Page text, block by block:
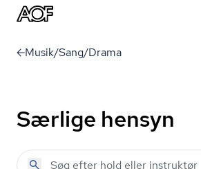
Musik/Sang/Drama
Særlige hensyn